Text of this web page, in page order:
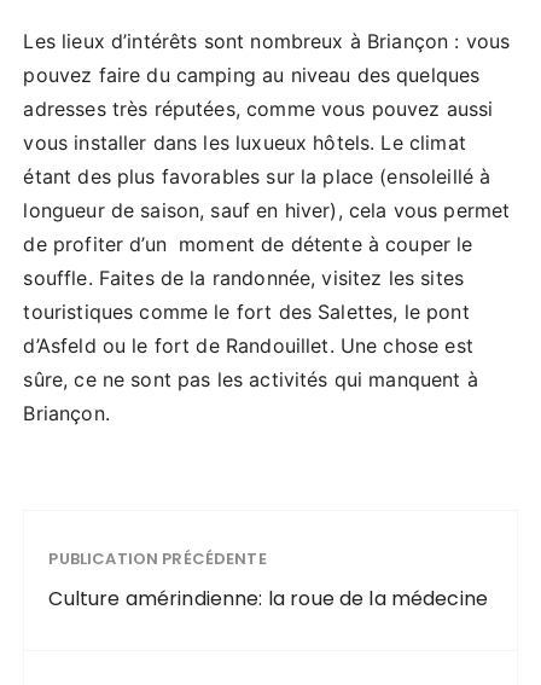
Les lieux d’intérêts sont nombreux à Briançon : vous
pouvez faire du camping au niveau des quelques
adresses très réputées, comme vous pouvez aussi
vous installer dans les luxueux hôtels. Le climat
étant des plus favorables sur la place (ensoleillé à
longueur de saison, sauf en hiver), cela vous permet
de profiter d’un moment de détente à couper le
souffle. Faites de la randonnée, visitez les sites
touristiques comme le fort des Salettes, le pont
d’Asfeld ou le fort de Randouillet. Une chose est
sûre, ce ne sont pas les activités qui manquent à
Briançon.
PUBLICATION PRÉCÉDENTE
Culture amérindienne: la roue de la médecine